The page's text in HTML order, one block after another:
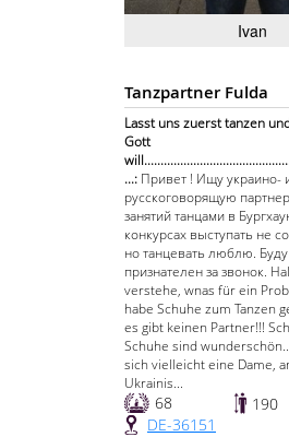
Ivan
Tanzpartner Fulda
Lasst uns zuerst tanzen
Gott
...: Привет ! Ищу украино-
русскоговорящую
занятий танцами в
конкурсах выступать не
но танцевать люблю. Буду
признателен за звонок.
verstehe, wnas für ein
habe Schuhe zum Tanzen
es gibt keinen Partner!!!
Schuhe sind
sich vielleicht eine Dame,
Ukrainis...
68
190
DE-36151